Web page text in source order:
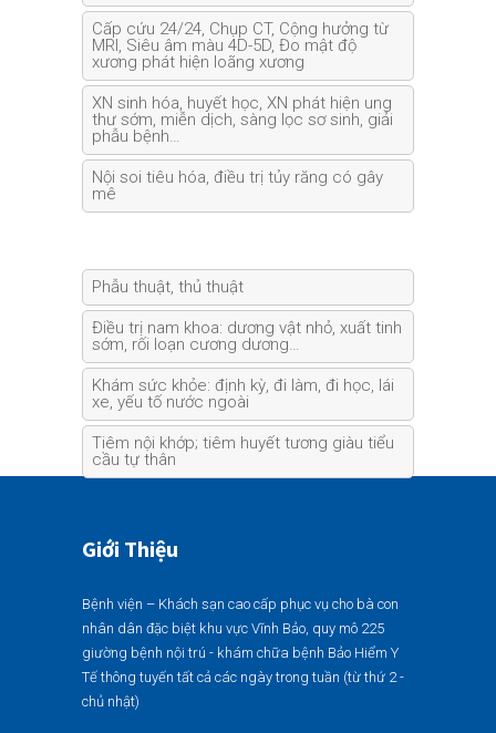
Cấp cứu 24/24, Chụp CT, Cộng hưởng từ
MRI, Siêu âm màu 4D-5D, Đo mật độ
xương phát hiện loãng xương
XN sinh hóa, huyết học, XN phát hiện ung
thư sớm, miễn dịch, sàng lọc sơ sinh, giải
phẫu bệnh…
Nội soi tiêu hóa, điều trị tủy răng có gây
mê
Phẫu thuật, thủ thuật
Điều trị nam khoa: dương vật nhỏ, xuất tinh
sớm, rối loạn cương dương…
Khám sức khỏe: định kỳ, đi làm, đi học, lái
xe, yếu tố nước ngoài
Tiêm nội khớp; tiêm huyết tương giàu tiểu
cầu tự thân
Giới Thiệu
Bệnh viện – Khách sạn cao cấp phục vụ cho bà con
nhân dân đặc biệt khu vực Vĩnh Bảo, quy mô 225
giường bệnh nội trú - khám chữa bệnh Bảo Hiểm Y
Tế thông tuyến tất cả các ngày trong tuần (từ thứ 2 -
chủ nhật)